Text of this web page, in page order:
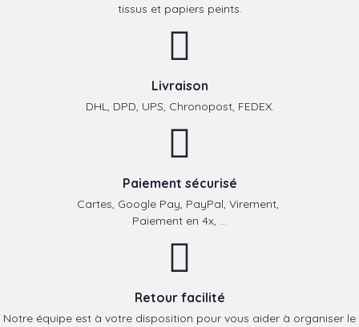
tissus et papiers peints.
Livraison
DHL, DPD, UPS, Chronopost, FEDEX.
Paiement sécurisé
Cartes, Google Pay, PayPal, Virement,
Paiement en 4x, ...
Retour facilité
Notre équipe est à votre disposition pour vous aider à organiser le